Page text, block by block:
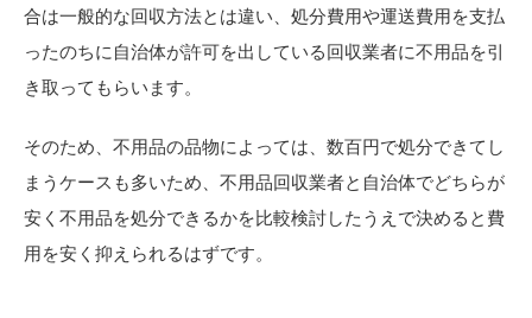
合は一般的な回収方法とは違い、処分費用や運送費用を支払
ったのちに自治体が許可を出している回収業者に不用品を引
き取ってもらいます。
そのため、不用品の品物によっては、数百円で処分できてし
まうケースも多いため、不用品回収業者と自治体でどちらが
安く不用品を処分できるかを比較検討したうえで決めると費
用を安く抑えられるはずです。